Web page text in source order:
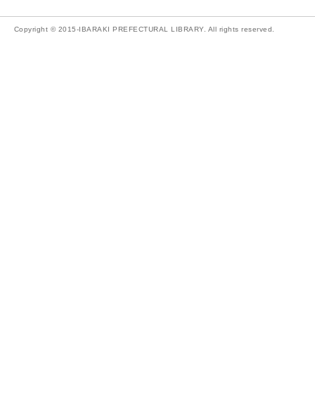
Copyright © 2015-IBARAKI PREFECTURAL LIBRARY. All rights reserved.